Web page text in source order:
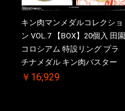
キン肉マンメダルコレクショ
ン VOL.7 【BOX】20個入 田園
コロシアム 特設リング プラ
チナメダル キン肉バスター
VS. キン肉バスターやぶり 初
￥16,929